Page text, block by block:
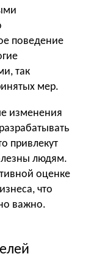
поведение
так
мер.
изменения
привлекут
людям.
оценке
что
важно.